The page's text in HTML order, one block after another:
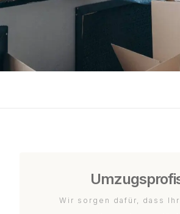
Wir sorgen dafür, dass Ihr